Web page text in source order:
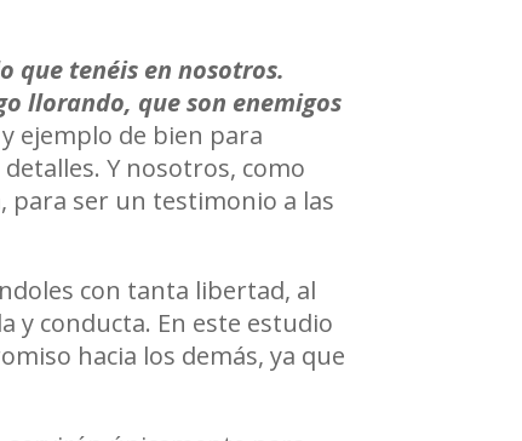
de
flecha
arriba/abajo
para
aumentar
el
volumen.
que tenéis en nosotros.
llorando, que son enemigos
ejemplo de bien para
Y nosotros, como
para ser un testimonio a las
con tanta libertad, al
y conducta. En este estudio
hacia los demás, ya que